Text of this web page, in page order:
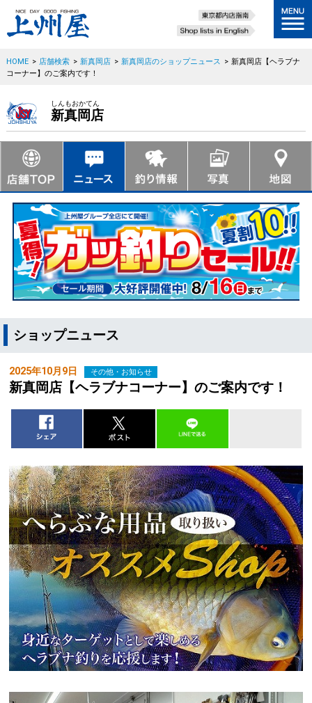
HOME > 店舗検索 > 新真岡店 > 新真岡店のショップニュース > 新真岡店【ヘラブナ
コーナー】のご案内です！
しんもおかてん
新真岡店
ショップニュース
2025年10月9日 その他・お知らせ
新真岡店【ヘラブナコーナー】のご案内です！